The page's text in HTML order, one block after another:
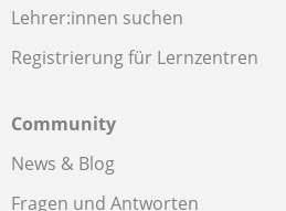
Lehrer:innen suchen
Registrierung für Lernzentren
Community
News & Blog
Fragen und Antworten